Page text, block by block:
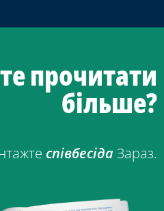
прочитати
більше?
співбесідаЗараз.